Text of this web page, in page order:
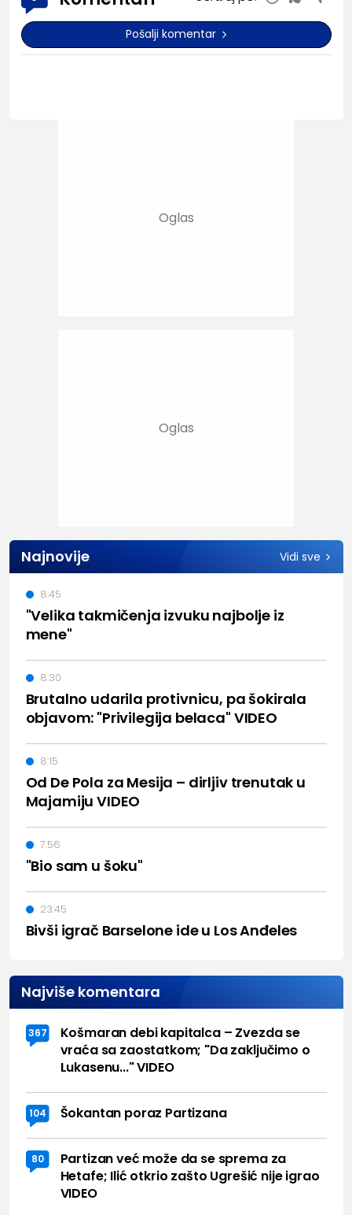
Pošalji komentar
Najnovije Vidi sve
"Velika takmičenja izvuku najbolje iz
mene"
8:45
Brutalno udarila protivnicu, pa šokirala
objavom: "Privilegija belaca" VIDEO
8:30
Od De Pola za Mesija – dirljiv trenutak u
Majamiju VIDEO
8:15
"Bio sam u šoku"
7:56
Bivši igrač Barselone ide u Los Anđeles
23:45
Najviše komentara
367
Košmaran debi kapitalca – Zvezda se
vraća sa zaostatkom; "Da zaključimo o
Lukasenu..." VIDEO
104 Šokantan poraz Partizana
80
Partizan već može da se sprema za
Hetafe; Ilić otkrio zašto Ugrešić nije igrao
VIDEO